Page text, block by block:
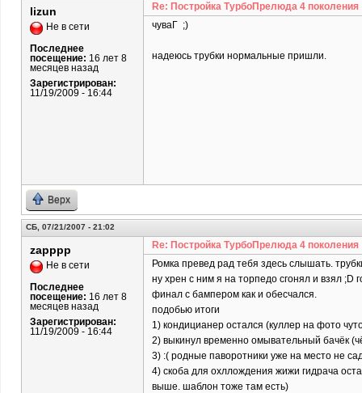
lizun
Не в сети
Последнее
посещение: 16 лет 8
месяцев назад
Зарегистрирован:
11/19/2009 - 16:44
Re: Постройка ТурбоПрелюда 4 поколения
чуваГ ;)
надеюсь трубки нормальные пришли.
Верх
СБ, 07/21/2007 - 21:02
zapppp
Не в сети
Последнее
посещение: 16 лет 8
месяцев назад
Зарегистрирован:
11/19/2009 - 16:44
Re: Постройка ТурбоПрелюда 4 поколения
Ромка превед рад тебя здесь слышать.
ну хрен с ним я на торпедо сгонял и взял ;D
финал с бампером как и обесчался.
подобью итоги
1) кондицианер остался (куллер на фото
2) выкинул временно омывательный бачёк
3) :( родные паворотники уже на место не
4) скоба для охллождения жижи гидрача
выше. шаблон тоже там есть)